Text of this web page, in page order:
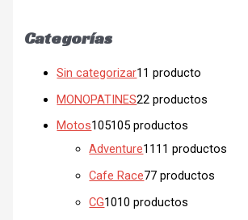
Categorías
Sin categorizar1 1 producto
MONOPATINES22 productos
Motos105105 productos
Adventure11 11 productos
Cafe Race77 productos
CG1010 productos